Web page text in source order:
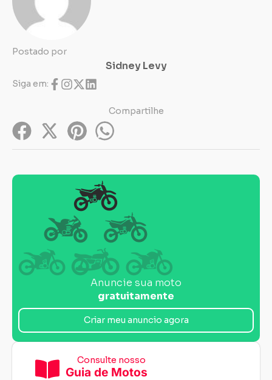
Postado por
Sidney Levy
Siga em:
Compartilhe
Anuncie sua moto
gratuitamente
Criar meu anuncio agora
Consulte nosso
Guia de Motos